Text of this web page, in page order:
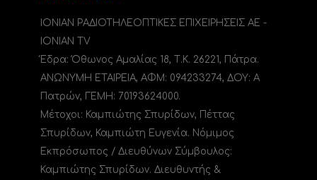
ΙΟΝΙΑΝ ΡΑΔΙΟΤΗΛΕΟΠΤΙΚΕΣ ΕΠΙΧΕΙΡΗΣΕΙΣ ΑΕ -
IONIAN TV
Έδρα: Όθωνος Αμαλίας 18, Τ.Κ. 26221, Πάτρα.
ΑΝΩΝΥΜΗ ΕΤΑΙΡΕΙΑ, ΑΦΜ: 094233274, ΔΟΥ: A
Πατρών, ΓΕΜΗ: 70193624000.
Μέτοχοι: Καμπιώτης Σπυρίδων, Πέττας
Σπυρίδων, Καμπιώτη Ευγενία. Νόμιμος
Εκπρόσωπος / Διευθύνων Σύμβουλος:
Καμπιώτης Σπυρίδων. Διευθυντής &